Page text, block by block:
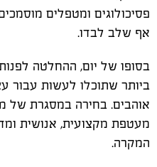
פסיכולוגים ומטפלים
אף שלב לבדו.
בסופו של יום, ההחלטה
ביותר שתוכלו לעשות
אוהבים. בחירה במסגרת של
מעטפת מקצועית, אנושית
המקרה.